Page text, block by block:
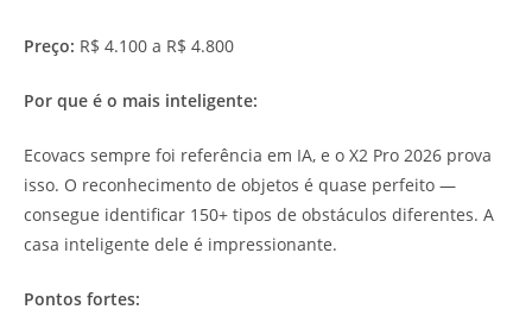
Preço: R$ 4.100 a R$ 4.800
Por que é o mais inteligente:
Ecovacs sempre foi referência em IA, e o X2 Pro 2026 prova
isso. O reconhecimento de objetos é quase perfeito —
consegue identificar 150+ tipos de obstáculos diferentes. A
casa inteligente dele é impressionante.
Pontos fortes: